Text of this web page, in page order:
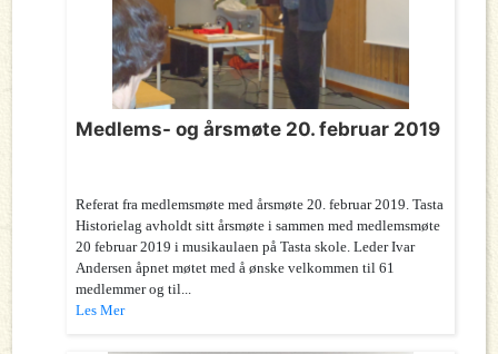
Medlems- og årsmøte 20. februar 2019
Referat fra medlemsmøte med årsmøte 20. februar 2019. Tasta
Historielag avholdt sitt årsmøte i sammen med medlemsmøte
20 februar 2019 i musikaulaen på Tasta skole. Leder Ivar
Andersen åpnet møtet med å ønske velkommen til 61
medlemmer og til...
Les Mer